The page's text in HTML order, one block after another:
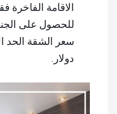
الاقامة
للحصول على
دولار.